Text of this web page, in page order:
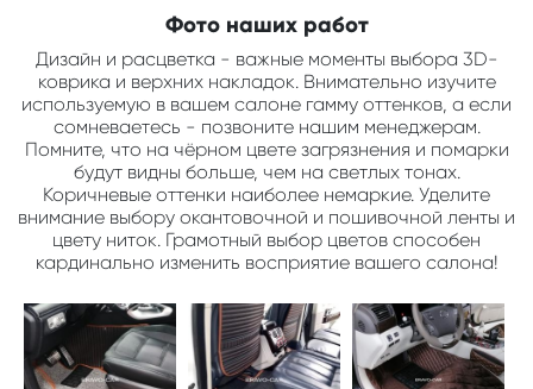
Фото наших работ
Дизайн и расцветка - важные моменты выбора 3D-
коврика и верхних накладок. Внимательно изучите
используемую в вашем салоне гамму оттенков, а если
сомневаетесь - позвоните нашим менеджерам.
Помните, что на чёрном цвете загрязнения и помарки
будут видны больше, чем на светлых тонах.
Коричневые оттенки наиболее немаркие. Уделите
внимание выбору окантовочной и пошивочной ленты и
цвету ниток. Грамотный выбор цветов способен
кардинально изменить восприятие вашего салона!